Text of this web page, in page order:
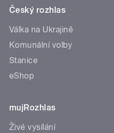
Český rozhlas
Válka na Ukrajině
Komunální volby
Stanice
eShop
mujRozhlas
Živé vysílání